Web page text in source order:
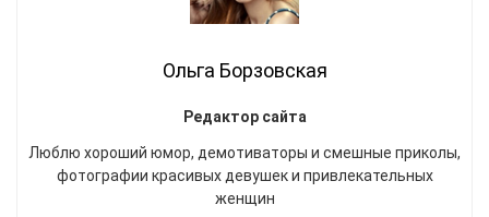
Ольга Борзовская
Редактор сайта
Люблю хороший юмор, демотиваторы и смешные приколы,
фотографии красивых девушек и привлекательных
женщин